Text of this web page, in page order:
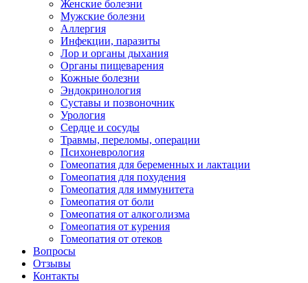
Женские болезни
Мужские болезни
Аллергия
Инфекции, паразиты
Лор и органы дыхания
Органы пищеварения
Кожные болезни
Эндокринология
Суставы и позвоночник
Урология
Сердце и сосуды
Травмы, переломы, операции
Психоневрология
Гомеопатия для беременных и лактации
Гомеопатия для похудения
Гомеопатия для иммунитета
Гомеопатия от боли
Гомеопатия от алкоголизма
Гомеопатия от курения
Гомеопатия от отеков
Вопросы
Отзывы
Контакты